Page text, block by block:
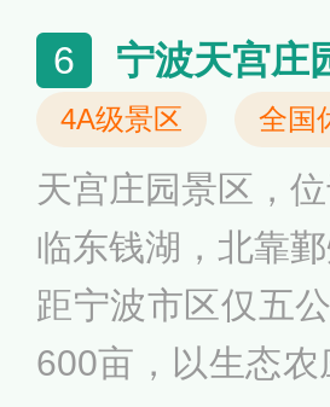
野游览健身、茶
有福泉山寻景、
景点，已建成凤
景点。
6 宁波天宫庄
4A级景区
全国
天宫庄园景区，
临东钱湖，北靠
距宁波市区仅五
600亩，以生态